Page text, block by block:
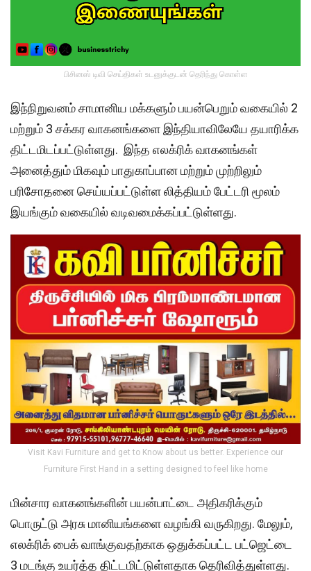
பிசினஸ் டிவி செய்திகள் உடனுக்குடன் தெரிந்து கொள்ள
இந்நிறுவனம் சாமானிய மக்களும் பயன்பெறும் வகையில் 2
மற்றும் 3 சக்கர வாகனங்களை இந்தியாவிலேயே தயாரிக்க
திட்டமிடப்பட்டுள்ளது. இந்த எலக்ரிக் வாகனங்கள்
அனைத்தும் மிகவும் பாதுகாப்பான மற்றும் முற்றிலும்
பரிசோதனை செய்யப்பட்டுள்ள லித்தியம் பேட்டரி மூலம்
இயங்கும் வகையில் வடிவமைக்கப்பட்டுள்ளது.
Visit Kavi Furniture and get to Know about us better. Experience our
Furniture First Hand in a setting designed to feel like home
மின்சார வாகனங்களின் பயன்பாட்டை அதிகரிக்கும்
பொருட்டு அரசு மானியங்களை வழங்கி வருகிறது. மேலும்,
எலக்ரிக் பைக் வாங்குவதற்காக ஒதுக்கப்பட்ட பட்ஜெட்டை
3 மடங்கு உயர்த்த திட்டமிட்டுள்ளதாக தெரிவித்துள்ளது.